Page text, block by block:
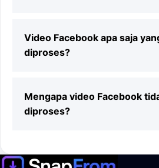
digunakan di Android, iPhone,
komputer.
Video Facebook apa saja
diproses?
dan video dari halaman yang
Mengapa video Facebook
diproses?
dan berasal dari konten publik